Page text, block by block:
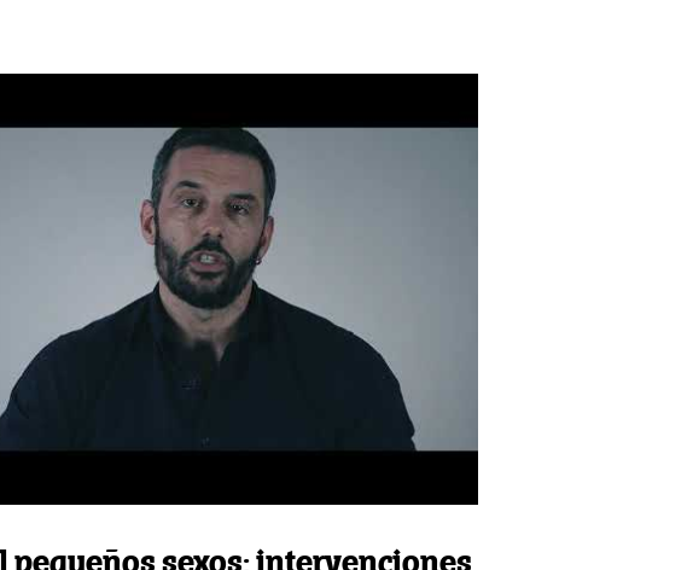
pequeños sexos: intervenciones